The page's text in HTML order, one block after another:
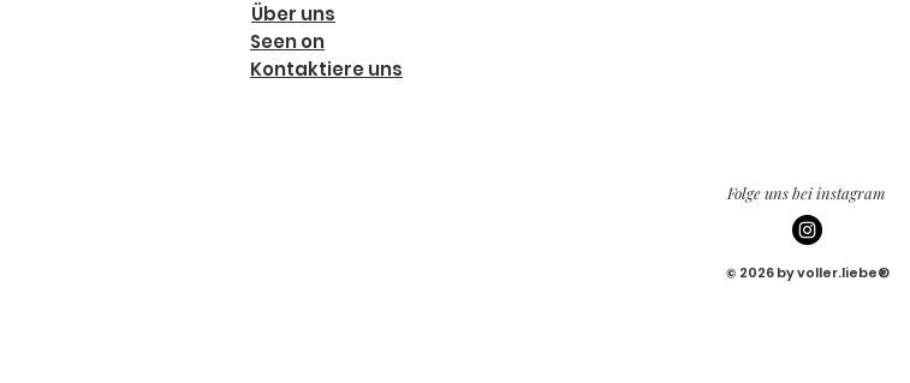
Über uns
Seen on
Kontaktiere uns
Folge uns bei instagram
© 2026 by voller.liebe®